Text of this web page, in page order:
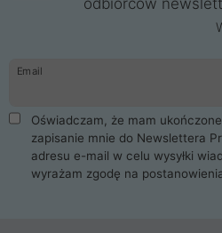
Email
Oświadczam, że mam
zapisanie mnie do Newslettera
adresu e-mail w celu wysyłki
wyrażam zgodę na